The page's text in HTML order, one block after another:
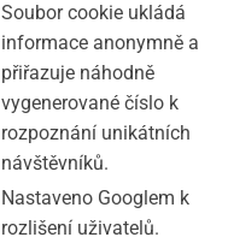
Soubor cookie ukládá
informace anonymně a
přiřazuje náhodně
vygenerované číslo k
rozpoznání unikátních
návštěvníků.
Nastaveno Googlem k
rozlišení uživatelů.